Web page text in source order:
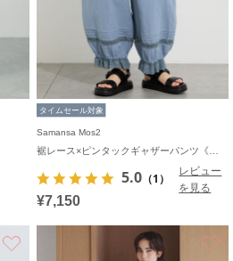
タイムセール対象
Samansa Mos2
5.0 （1）
レビュー
を見る
¥7,150